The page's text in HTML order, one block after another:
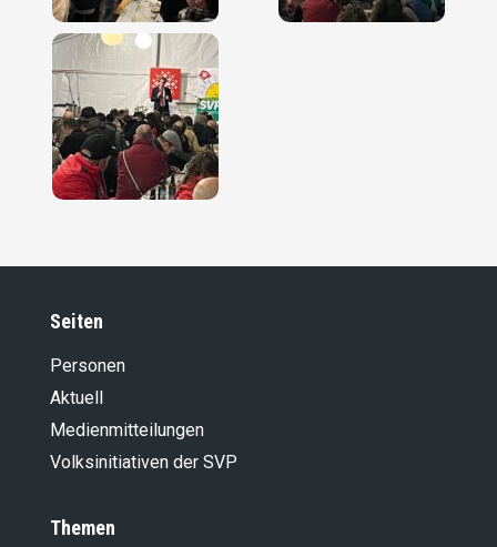
Seiten
Personen
Aktuell
Medienmitteilungen
Volksinitiativen der SVP
Themen